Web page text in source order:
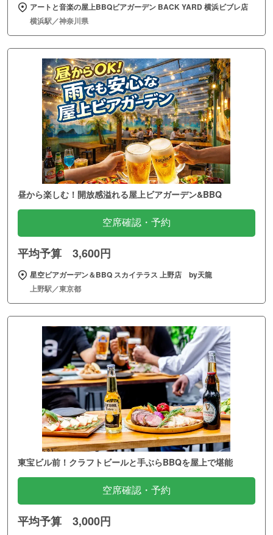
アートと音楽の屋上BBQビアガーデン BACK YARD 横浜ビブレ店
横浜駅／神奈川県
昼から楽しむ！開放感溢れる屋上ビアガーデン&BBQ
空席確認・予約
平均予算 3,600円
星空ビアガーデン＆BBQ スカイテラス 上野店 by天龍
上野駅／東京都
東宝ビル前！クラフトビールと手ぶらBBQを屋上で堪能
空席確認・予約
平均予算 3,000円